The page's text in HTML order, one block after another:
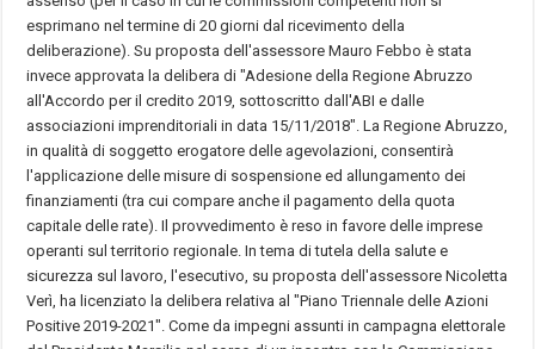
esprimano nel termine di 20 giorni dal ricevimento della
deliberazione). Su proposta dell'assessore Mauro Febbo è stata
invece approvata la delibera di "Adesione della Regione Abruzzo
all'Accordo per il credito 2019, sottoscritto dall'ABI e dalle
associazioni imprenditoriali in data 15/11/2018". La Regione Abruzzo,
in qualità di soggetto erogatore delle agevolazioni, consentirà
l'applicazione delle misure di sospensione ed allungamento dei
finanziamenti (tra cui compare anche il pagamento della quota
capitale delle rate). Il provvedimento è reso in favore delle imprese
operanti sul territorio regionale. In tema di tutela della salute e
sicurezza sul lavoro, l'esecutivo, su proposta dell'assessore Nicoletta
Verì, ha licenziato la delibera relativa al "Piano Triennale delle Azioni
Positive 2019-2021". Come da impegni assunti in campagna elettorale